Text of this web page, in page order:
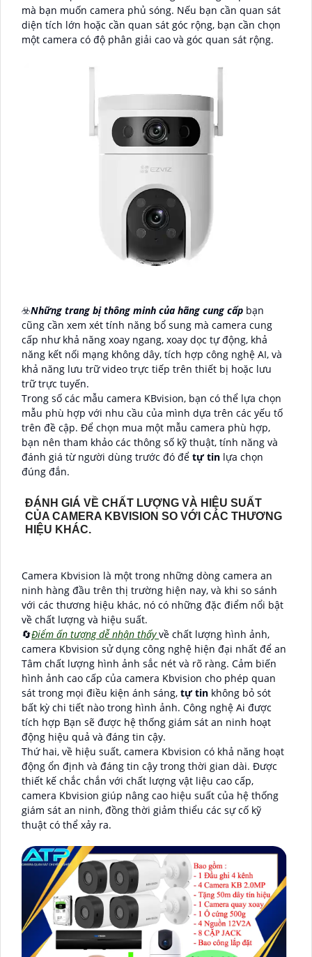
mà bạn muốn camera phủ sóng. Nếu bạn cần quan sát
diện tích lớn hoặc cần quan sát góc rộng, bạn cần chọn
một camera có độ phân giải cao và góc quan sát rộng.
☣️Những trang bị thông minh của hãng cung cấp bạn
cũng cần xem xét tính năng bổ sung mà camera cung
cấp như khả năng xoay ngang, xoay dọc tự động, khả
năng kết nối mạng không dây, tích hợp công nghệ AI, và
khả năng lưu trữ video trực tiếp trên thiết bị hoặc lưu
trữ trực tuyến.
Trong số các mẫu camera KBvision, bạn có thể lựa chọn
mẫu phù hợp với nhu cầu của mình dựa trên các yếu tố
trên đề cập. Để chọn mua một mẫu camera phù hợp,
bạn nên tham khảo các thông số kỹ thuật, tính năng và
đánh giá từ người dùng trước đó để tự tin lựa chọn
đúng đắn.
ĐÁNH GIÁ VỀ CHẤT LƯỢNG VÀ HIỆU SUẤT
CỦA CAMERA KBVISION SO VỚI CÁC THƯƠNG
HIỆU KHÁC.
Camera Kbvision là một trong những dòng camera an
ninh hàng đầu trên thị trường hiện nay, và khi so sánh
với các thương hiệu khác, nó có những đặc điểm nổi bật
về chất lượng và hiệu suất.
🔄Điểm ấn tượng dễ nhận thấyvề chất lượng hình ảnh,
camera Kbvision sử dụng công nghệ hiện đại nhất để an
Tâm chất lượng hình ảnh sắc nét và rõ ràng. Cảm biến
hình ảnh cao cấp của camera Kbvision cho phép quan
sát trong mọi điều kiện ánh sáng, tự tin không bỏ sót
bất kỳ chi tiết nào trong hình ảnh. Công nghệ Ai được
tích hợp Bạn sẽ được hệ thống giám sát an ninh hoạt
động hiệu quả và đáng tin cậy.
Thứ hai, về hiệu suất, camera Kbvision có khả năng hoạt
động ổn định và đáng tin cậy trong thời gian dài. Được
thiết kế chắc chắn với chất lượng vật liệu cao cấp,
camera Kbvision giúp nâng cao hiệu suất của hệ thống
giám sát an ninh, đồng thời giảm thiểu các sự cố kỹ
thuật có thể xảy ra.